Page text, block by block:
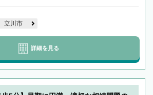
立川市
詳細を見る